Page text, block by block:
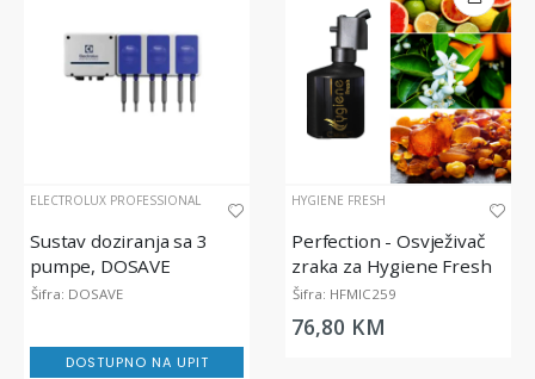
ELECTROLUX PROFESSIONAL
Sustav doziranja sa 3
pumpe, DOSAVE
Šifra: DOSAVE
DOSTUPNO NA UPIT
HYGIENE FRESH
Perfection - Osvježivač
zraka za Hygiene Fresh
Micro Diffuser, 200 ml
Šifra: HFMIC259
76,80 KM